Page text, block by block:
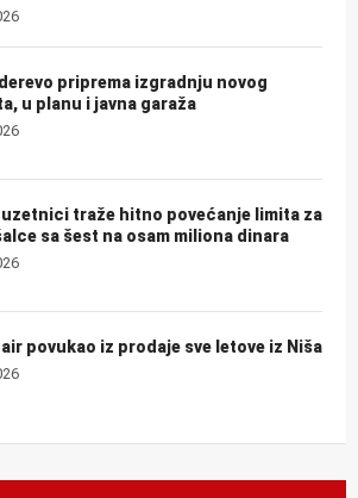
priprema izgradnju novog
u planu i javna garaža
traže hitno povećanje limita za
sa šest na osam miliona dinara
povukao iz prodaje sve letove iz Niša